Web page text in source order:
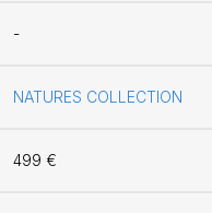
-
NATURES COLLECTION
499 €